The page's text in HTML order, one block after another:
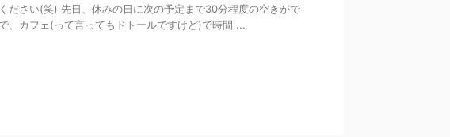
ださい(笑) 先日、休みの日に次の予定まで30分程度の空きがで
、カフェ(って言ってもドトールですけど)で時間 ...